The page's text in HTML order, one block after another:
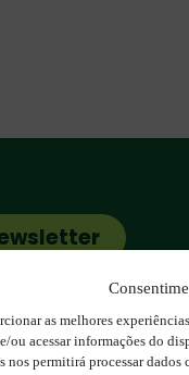
as melhores
ou acessar informações do
nos permitirá processar